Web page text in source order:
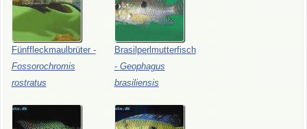
Fünffleckmaulbrüter -
Fossorochromis
rostratus
Brasilperlmutterfisch
- Geophagus
brasiliensis